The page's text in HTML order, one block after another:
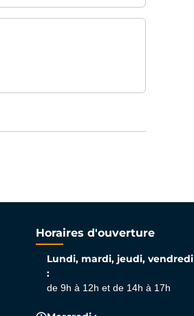
Horaires d'ouverture
Lundi, mardi, jeudi, vendredi
:
de 9h à 12h et de 14h à 17h